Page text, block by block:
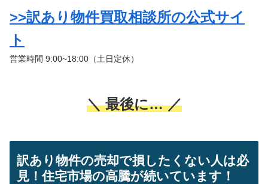
>>訳あり物件買取相談所の公式サイ
ト
営業時間 9:00~18:00（土日定休）
＼ 最後に… ／
訳あり物件の売却で損したくない人は必
見！住宅市場の高騰が続いています！